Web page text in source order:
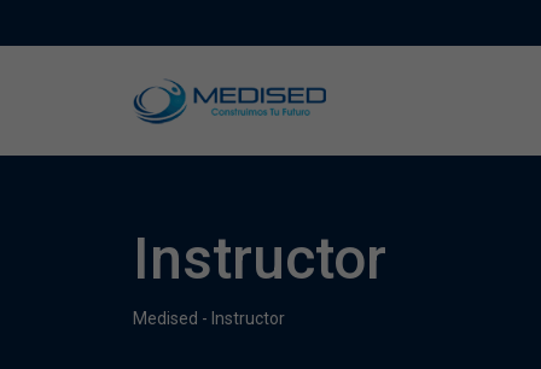
Instructor
Medised - Instructor